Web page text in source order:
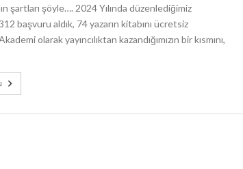
şartları şöyle…. 2024 Yılında düzenlediğimiz
başvuru aldık, 74 yazarın kitabını ücretsiz
olarak yayıncılıktan kazandığımızın bir kısmını,